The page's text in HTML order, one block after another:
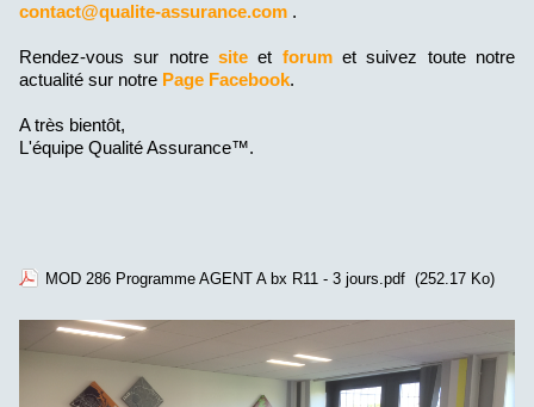
contact@qualite-assurance.com .
Rendez-vous sur notre site et forumet suivez toute notre
actualité sur notre Page Facebook.
A très bientôt,
L'équipe Qualité Assurance™.
MOD 286 Programme AGENT A bx R11 - 3 jours.pdf (252.17 Ko)